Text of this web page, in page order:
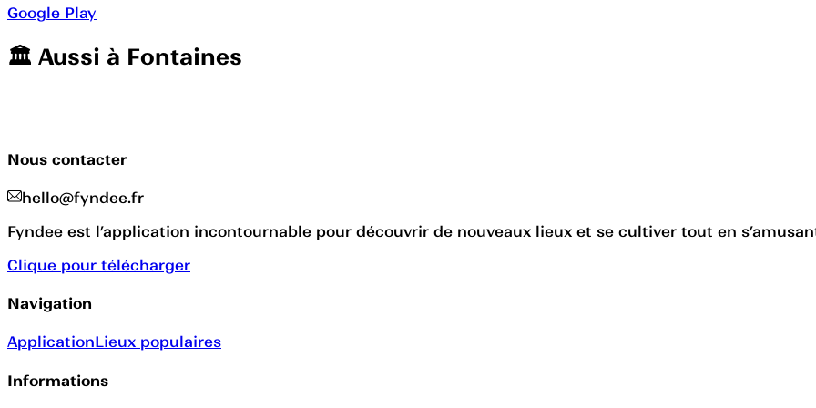
Google Play
🏛️️ Aussi à Fontaines
Nous contacter
hello@fyndee.fr
Fyndee est l’application incontournable pour découvrir de nouveaux lieux et se cultiver tout en
Clique pour télécharger
Navigation
ApplicationLieux populaires
Informations